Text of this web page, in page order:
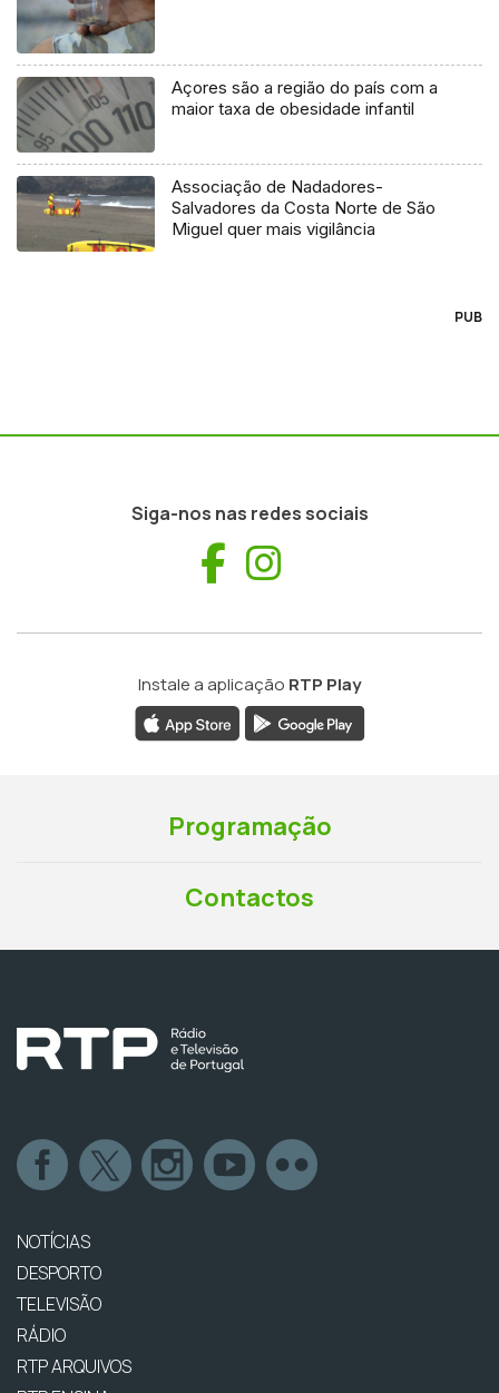
Açores são a região do país com a
maior taxa de obesidade infantil
Associação de Nadadores-
Salvadores da Costa Norte de São
Miguel quer mais vigilância
PUB
Siga-nos nas redes sociais
Facebook
Instale a aplicação RTP Play
Programação
Contactos
NOTÍCIAS
DESPORTO
TELEVISÃO
RÁDIO
RTP ARQUIVOS